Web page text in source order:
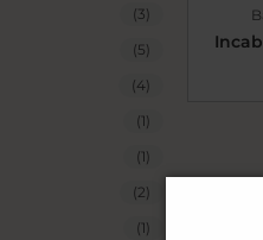
(3)
(5)
(4)
(1)
(1)
(2)
(1)